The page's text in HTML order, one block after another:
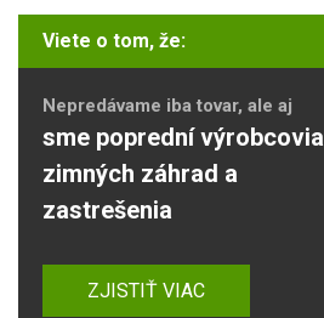
Viete o tom, že:
Nepredávame iba tovar, ale aj
sme poprední výrobcovia
zimných záhrad a
zastrešenia
ZJISTIŤ VIAC